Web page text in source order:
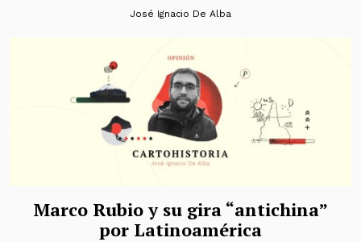
José Ignacio De Alba
Marco Rubio y su gira “antichina”
por Latinoamérica